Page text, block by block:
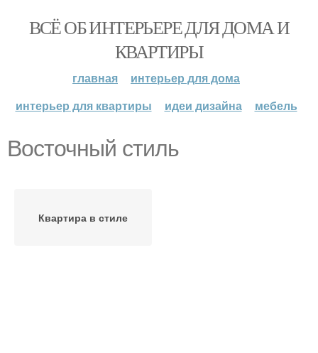
ВСЁ ОБ ИНТЕРЬЕРЕ ДЛЯ ДОМА И
КВАРТИРЫ
главная
интерьер для дома
интерьер для квартиры
идеи дизайна мебель
Восточный стиль
Квартира в стиле